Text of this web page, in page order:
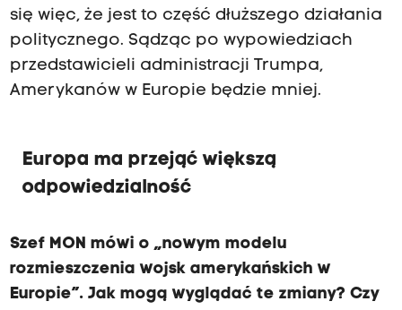
się więc, że jest to część dłuższego działania
politycznego. Sądząc po wypowiedziach
przedstawicieli administracji Trumpa,
Amerykanów w Europie będzie mniej.
Europa ma przejąć większą
odpowiedzialność
Szef MON mówi o „nowym modelu
rozmieszczenia wojsk amerykańskich w
Europie”. Jak mogą wyglądać te zmiany? Czy